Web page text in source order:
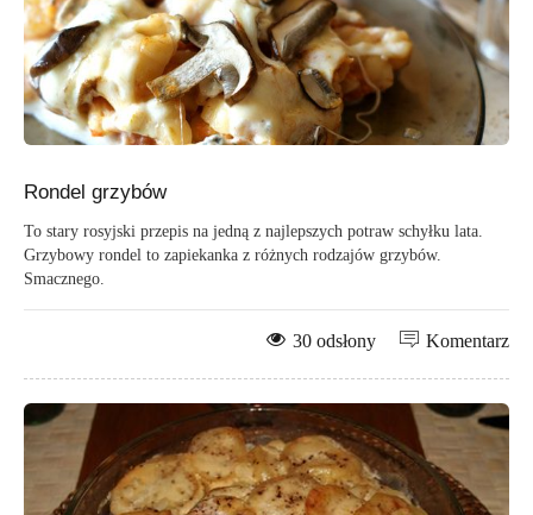
Rondel grzybów
To stary rosyjski przepis na jedną z najlepszych potraw schyłku lata.
Grzybowy rondel to zapiekanka z różnych rodzajów grzybów.
Smacznego.
Komentarz
30 odsłony